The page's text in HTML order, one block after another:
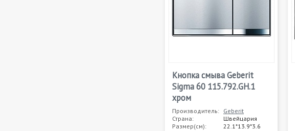
Кнопка смыва Geberit
Sigma 60 115.792.GH.1
хром
Производитель: Geberit
Страна:
Швейцария
Размер(см):
22.1*13.9*3.6